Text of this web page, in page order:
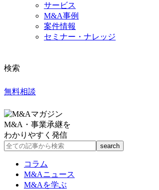
サービス
M&A事例
案件情報
セミナー・ナレッジ
検索
無料相談
M&A・事業承継を
わかりやすく発信
コラム
M&Aニュース
M&Aを学ぶ